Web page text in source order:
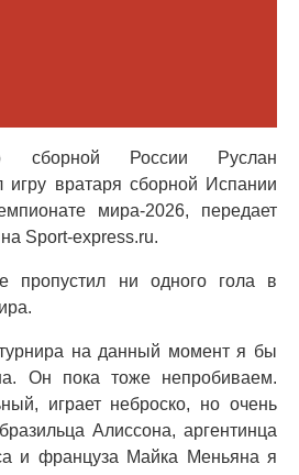
сборной России Руслан
игру вратаря сборной Испании
мира-2026, передает
Sport-express.ru.
пропустил ни одного гола в
на данный момент я бы
Он пока тоже непробиваем.
играет неброско, но очень
Алиссона, аргентинца
и француза Майка Меньяна я